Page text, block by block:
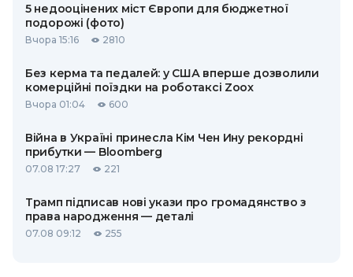
5 недооцінених міст Європи для бюджетної
подорожі (фото)
Вчора 15:16 2810
Без керма та педалей: у США вперше дозволили
комерційні поїздки на роботаксі Zoox
Вчора 01:04 600
Війна в Україні принесла Кім Чен Ину рекордні
прибутки — Bloomberg
07.08 17:27 221
Трамп підписав нові укази про громадянство з
права народження — деталі
07.08 09:12 255